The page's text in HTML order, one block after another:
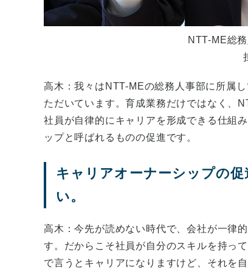
NTT-ME総
高木：我々はNTT-MEの総務人事部に所属
ただいています。育成業務だけではなく、
社員が自律的にキャリアを形成できる仕組
ップと呼ばれるものの促進です。
キャリアオーナーシップの
い。
高木：今先が読めない時代で、会社が一律
す。だからこそ社員が自分のスキルを持っ
で言うとキャリアになりますけど、それを